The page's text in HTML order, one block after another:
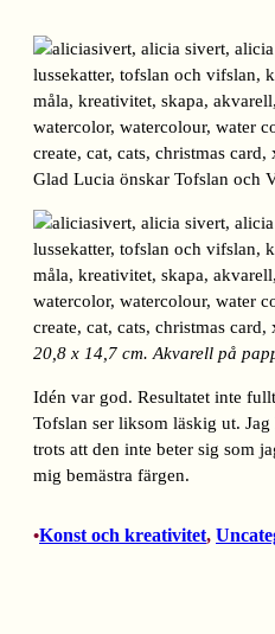
Glad Lucia önskar Tofslan och
20,8 x 14,7 cm. Akvarell på
Idén var god. Resultatet inte
Tofslan ser liksom läskig ut.
trots att den inte beter sig som
mig bemästra färgen.
•Konst och kreativitet,